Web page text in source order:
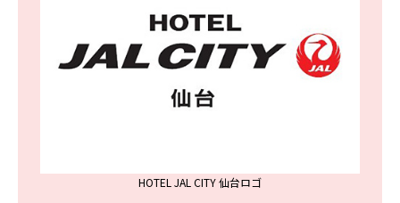
HOTEL JAL CITY 仙台ロゴ